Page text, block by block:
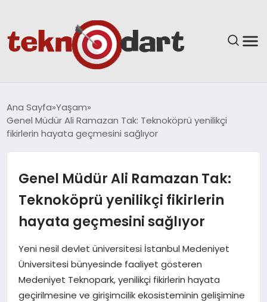
YAŞAM
GÜNDEM
SPOR
EKONOMI
Ana Sayfa Yaşam
Genel Müdür Ali Ramazan Tak: Teknoköprü yenilikçi
fikirlerin hayata geçmesini sağlıyor
Genel Müdür Ali Ramazan Tak:
Teknoköprü yenilikçi fikirlerin
hayata geçmesini sağlıyor
Yeni nesil devlet üniversitesi İstanbul Medeniyet
Üniversitesi bünyesinde faaliyet gösteren
Medeniyet Teknopark, yenilikçi fikirlerin hayata
geçirilmesine ve girişimcilik ekosisteminin gelişimine